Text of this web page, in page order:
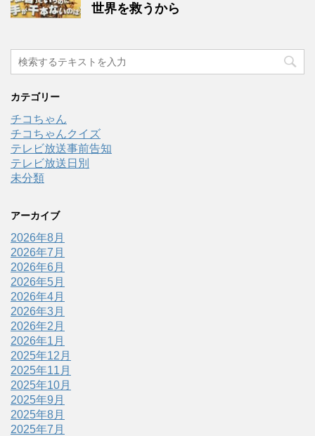
世界を救うから
カテゴリー
チコちゃん
チコちゃんクイズ
テレビ放送事前告知
テレビ放送日別
未分類
アーカイブ
2026年8月
2026年7月
2026年6月
2026年5月
2026年4月
2026年3月
2026年2月
2026年1月
2025年12月
2025年11月
2025年10月
2025年9月
2025年8月
2025年7月